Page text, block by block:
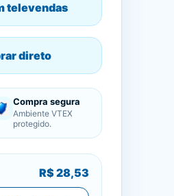
televendas
direto
Compra segura
Ambiente VTEX
protegido.
R$ 28,53